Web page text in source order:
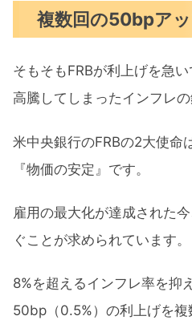
複数回の50bpア
そもそもFRBが利上げを急
高騰してしまったインフレの
米中央銀行のFRBの2大使命
『物価の安定』です。
雇用の最大化が達成された
ぐことが求められています。
8%を超えるインフレ率を抑
50bp（0.5%）の利上げを複